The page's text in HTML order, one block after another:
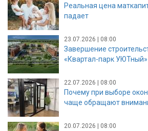
Реальная цена
падает
23.07.2026 | 08:00
Завершение
«Квартал-парк УЮТный»
22.07.2026 | 08:00
Почему при выборе
чаще обращают
20.07.2026 | 08:00